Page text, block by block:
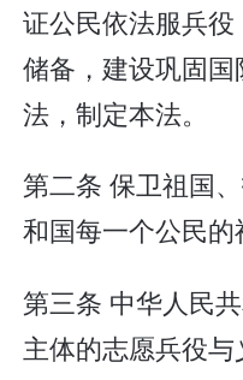
证公民依法服兵
储备，建设巩固
法，制定本法。
第二条 保卫祖国
和国每一个公民的
第三条 中华人民
主体的志愿兵役